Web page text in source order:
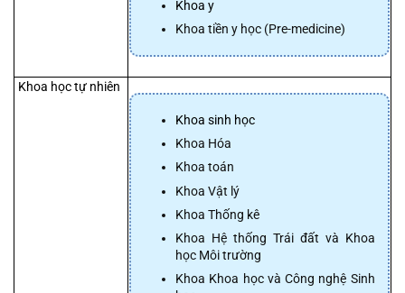
Khoa y
Khoa tiền y học (Pre-medicine)
Khoa học tự nhiên
Khoa sinh học
Khoa Hóa
Khoa toán
Khoa Vật lý
Khoa Thống kê
Khoa Hệ thống Trái đất và Khoa
học Môi trường
Khoa Khoa học và Công nghệ Sinh